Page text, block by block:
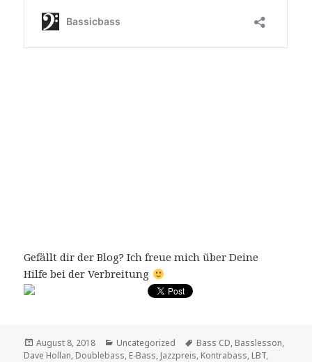
Gefällt dir der Blog? Ich freue mich über Deine
Hilfe bei der Verbreitung
Veröffentlicht
am
August 8, 2018 Kategorien
Uncategorized Tags
Bass CD, Basslesson,
Dave Hollan, Doublebass, E-Bass, Jazzpreis, Kontrabass, LBT,